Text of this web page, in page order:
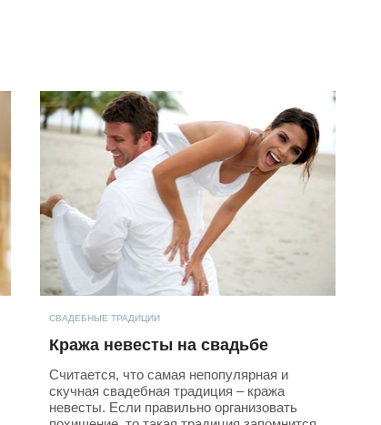
СВАДЕБНЫЕ ТРАДИЦИИ
Кража невесты на свадьбе
Считается, что самая непопулярная и
скучная свадебная традиция – кража
невесты. Если правильно организовать